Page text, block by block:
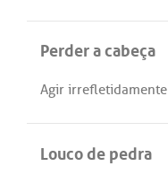
Perder a cabeça
Agir irrefletidamente
Louco de pedra